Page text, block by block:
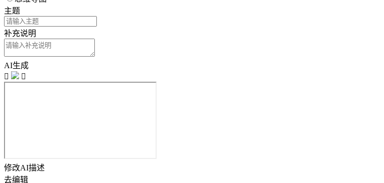
主题
补充说明
AI生成


修改AI描述
去编辑